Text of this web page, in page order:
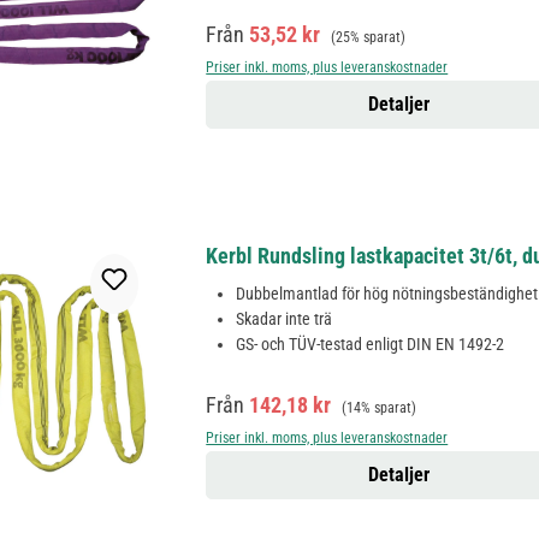
Försäljningspris:
Från 53,52 kr Ordinarie pris:
(25% sparat)
Priser inkl. moms, plus leveranskostnader
Detaljer
Kerbl Rundsling lastkapacitet 3t/6t,
Dubbelmantlad för hög nötningsbeständighet
Skadar inte trä
GS- och TÜV-testad enligt DIN EN 1492-2
Försäljningspris:
Från 142,18 kr Ordinarie pris:
(14% sparat)
Priser inkl. moms, plus leveranskostnader
Detaljer